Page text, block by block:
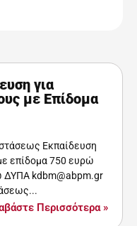
για
με Επίδομα
Εκπαίδευση
επίδομα 750 ευρώ
ΔΥΠΑ kdbm@abpm.gr
Περισσότερα »